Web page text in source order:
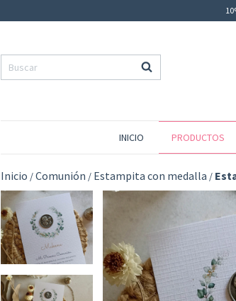
INICIO PRODUCTOS
Inicio /Comunión / Estampita con medalla /